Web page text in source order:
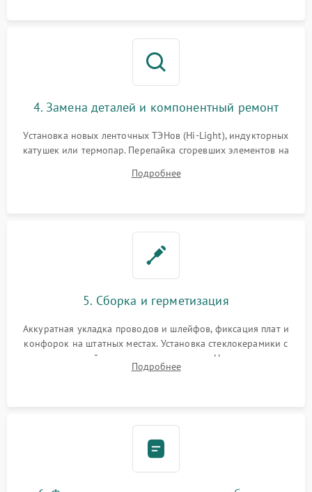
4. Замена деталей и компонентный ремонт
Установка новых ленточных ТЭНов (Hi-Light), индукторных
катушек или термопар. Перепайка сгоревших элементов на
дорожек. Очистка контактов и замена поврежденной
Подробнее
5. Сборка и герметизация
Аккуратная укладка проводов и шлейфов, фиксация плат и
конфорок на штатных местах. Установка стеклокерамики с
проверкой равномерности зазоров. Нанесение
термостойкого герметика или укладка уплотнительной
Подробнее